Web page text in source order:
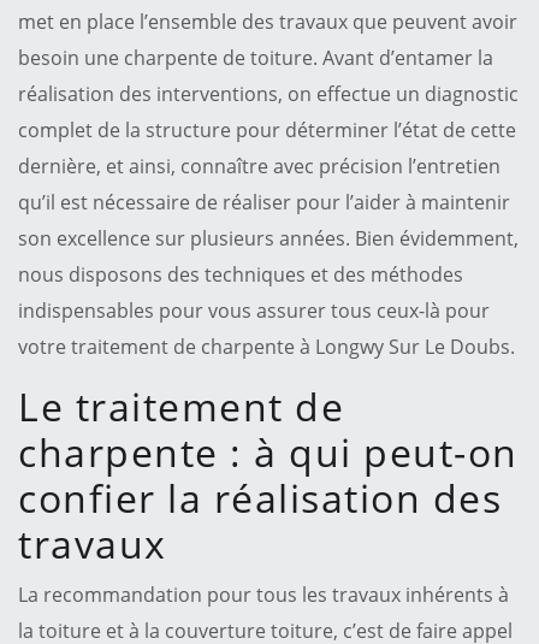
met en place l’ensemble des travaux que peuvent avoir
besoin une charpente de toiture. Avant d’entamer la
réalisation des interventions, on effectue un diagnostic
complet de la structure pour déterminer l’état de cette
dernière, et ainsi, connaître avec précision l’entretien
qu’il est nécessaire de réaliser pour l’aider à maintenir
son excellence sur plusieurs années. Bien évidemment,
nous disposons des techniques et des méthodes
indispensables pour vous assurer tous ceux-là pour
votre traitement de charpente à Longwy Sur Le Doubs.
Le traitement de
charpente : à qui peut-on
confier la réalisation des
travaux
La recommandation pour tous les travaux inhérents à
la toiture et à la couverture toiture, c’est de faire appel